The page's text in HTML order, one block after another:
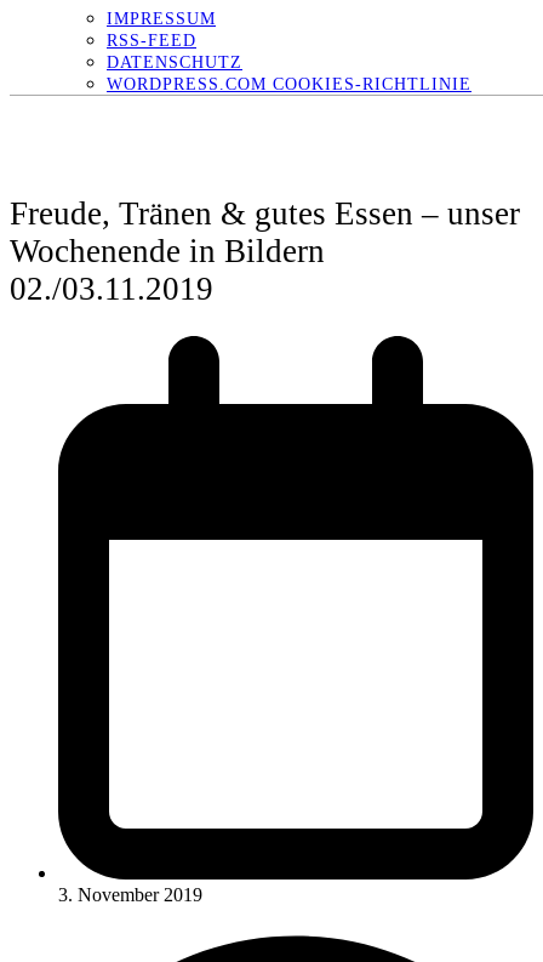
IMPRESSUM
RSS-FEED
DATENSCHUTZ
WORDPRESS.COM COOKIES-RICHTLINIE
Freude, Tränen & gutes Essen – unser
Wochenende in Bildern
02./03.11.2019
3. November 2019